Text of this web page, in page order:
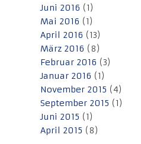
Juni 2016 (1)
Mai 2016 (1)
April 2016 (13)
März 2016 (8)
Februar 2016 (3)
Januar 2016 (1)
November 2015 (4)
September 2015 (1)
Juni 2015 (1)
April 2015 (8)